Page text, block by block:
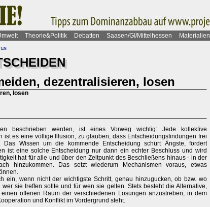
Theorie&Politik Debatten Saasen/GI/Mittelhessen Materialien
dezentralisieren, losen
losen
beschrieben werden, ist eines Vorweg wichtig: Jede kollektive
ist es eine völlige Illusion, zu glauben, dass Entscheidungsfindungen frei
Das Wissen um die kommende Entscheidung schürt Ängste, fördert
ist eine solche Entscheidung nur dann ein echter Beschluss und wird
hat für alle und über den Zeitpunkt des Beschließens hinaus - in der
hinzukommen. Das setzt wiederum Mechanismen voraus, etwas
ein, wenn nicht der wichtigste Schritt, genau hinzugucken, ob bzw. wo
sie treffen sollte und für wen sie gelten. Stets besteht die Alternative,
offenen Raum der verschiedenen Lösungen anzustreben, in dem
und Konflikt im Vordergrund steht.